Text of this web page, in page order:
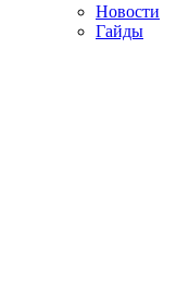
Новости
Гайды